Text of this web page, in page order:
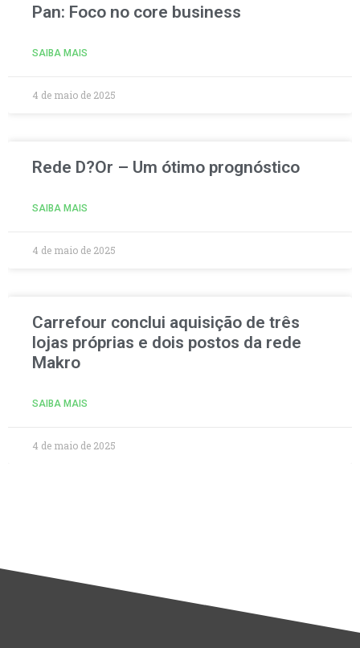
Pan: Foco no core business
SAIBA MAIS
4 de maio de 2025
Rede D?Or – Um ótimo prognóstico
SAIBA MAIS
4 de maio de 2025
Carrefour conclui aquisição de três
lojas próprias e dois postos da rede
Makro
SAIBA MAIS
4 de maio de 2025